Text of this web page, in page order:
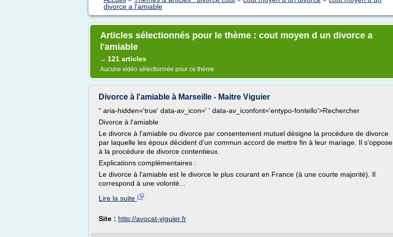
divorce a l'amiable
Articles sélectionnés pour le thème : cout moyen d un divorce a
l'amiable
→ 121 articles
Aucune vidéo sélectionnée pour ce thème
Divorce à l'amiable à Marseille - Maitre Viguier
" aria-hidden='true' data-av_icon=' ' data-av_iconfont='entypo-fontello'>Rechercher
Divorce à l'amiable
Le divorce à l'amiable ou divorce par consentement mutuel désigne la procédure de divorce
par laquelle les époux décident d'un commun accord de mettre fin à leur mariage. Il s'oppose
à la procédure de divorce contentieux.
Explications complémentaires :
Le divorce à l'amiable est le divorce le plus courant en France (à une courte majorité). Il
correspond à une volonté...
Lire la suite
Site : http://avocat-viguier.fr